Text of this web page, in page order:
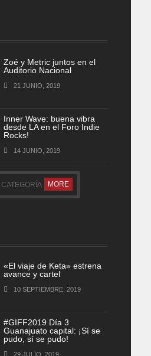
Zoé y Metric juntos en el
Auditorio Nacional
21 JUNIO, 2019
Inner Wave: buena vibra
desde LA en el Foro Indie
Rocks!
14 JUNIO, 2019
MORE
«El viaje de Keta» estrena
avance y cartel
10 SEPTIEMBRE, 2019
#GIFF2019 Día 3
Guanajuato capital: ¡Sí se
pudo, sí se pudo!
29 JULIO, 2019